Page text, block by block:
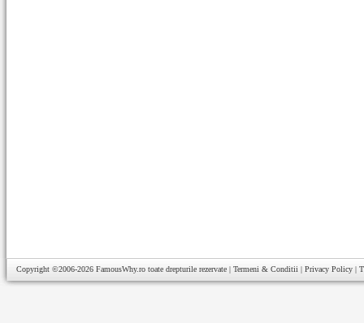
Copyright ©2006-2026 FamousWhy.ro toate drepturile rezervate | Termeni & Conditii | Privacy Policy |